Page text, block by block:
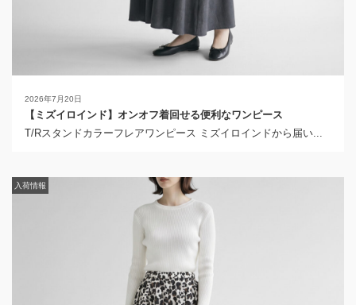
2026年7月20日
【ミズイロインド】オンオフ着回せる便利なワンピース
T/Rスタンドカラーフレアワンピース ミズイロインドから届い...
入荷情報
2026年4月19日